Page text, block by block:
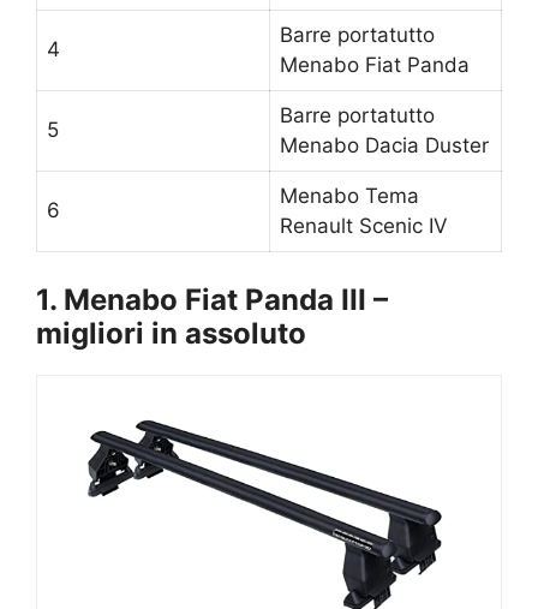
4
Barre portatutto
Menabo Fiat Panda
5
Barre portatutto
Menabo Dacia Duster
6
Menabo Tema
Renault Scenic IV
1. Menabo Fiat Panda III –
migliori in assoluto